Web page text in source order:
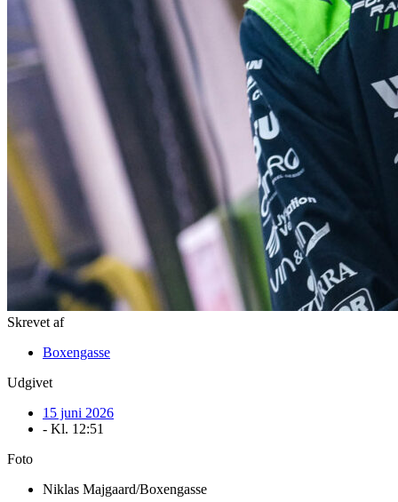
Skrevet af
Boxengasse
Udgivet
15 juni 2026
- Kl. 12:51
Foto
Niklas Majgaard/Boxengasse